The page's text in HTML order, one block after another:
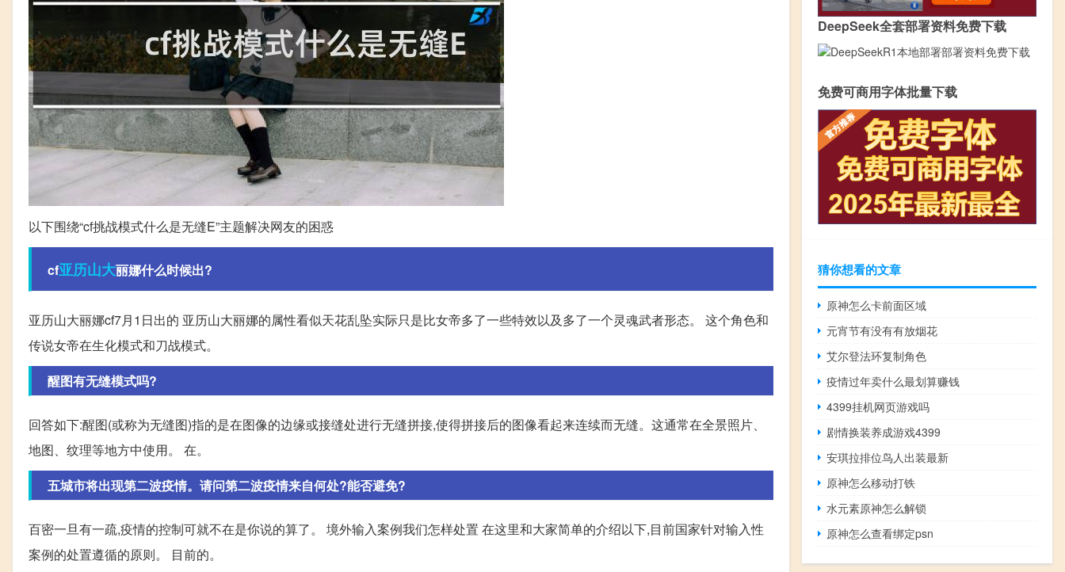
以下围绕“cf挑战模式什么是无缝E”主题解决网友的困惑
cf亚历山大丽娜什么时候出?
亚历山大丽娜cf7月1日出的 亚历山大丽娜的属性看似天花乱坠实际只是比女帝多了一些特效以及多了一个灵魂武者形态。 这个角色和
传说女帝在生化模式和刀战模式。
醒图有无缝模式吗?
回答如下:醒图(或称为无缝图)指的是在图像的边缘或接缝处进行无缝拼接,使得拼接后的图像看起来连续而无缝。这通常在全景照片、
地图、纹理等地方中使用。 在。
五城市将出现第二波疫情。请问第二波疫情来自何处?能否避免?
百密一旦有一疏,疫情的控制可就不在是你说的算了。 境外输入案例我们怎样处置 在这里和大家简单的介绍以下,目前国家针对输入性
案例的处置遵循的原则。 目前的。
DeepSeek全套部署资料免费下载
免费可商用字体批量下载
猜你想看的文章
原神怎么卡前面区域
元宵节有没有有放烟花
艾尔登法环复制角色
疫情过年卖什么最划算赚钱
4399挂机网页游戏吗
剧情换装养成游戏4399
安琪拉排位鸟人出装最新
原神怎么移动打铁
水元素原神怎么解锁
原神怎么查看绑定psn